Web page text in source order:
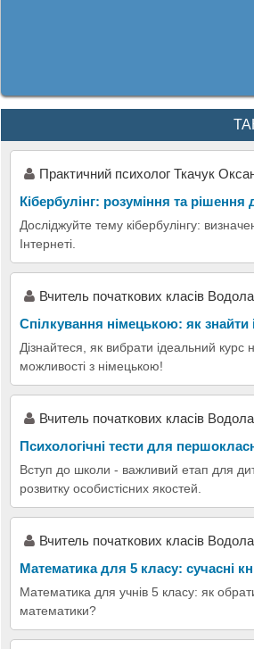
Практичний психолог Ткачук
Кібербулінг: розуміння та рішення
Досліджуйте тему кібербулінгу:
Інтернеті.
Вчитель початкових класів
Спілкування німецькою: як знайти
Дізнайтеся, як вибрати ідеальний
можливості з німецькою!
Вчитель початкових класів
Психологічні тести для
Вступ до школи - важливий етап для
розвитку особистісних якостей.
Вчитель початкових класів
Математика для 5 класу: сучасні
Математика для учнів 5 класу: як
математики?